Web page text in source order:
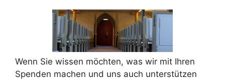
Wenn Sie wissen möchten, was wir mit Ihren
Spenden machen und uns auch unterstützen